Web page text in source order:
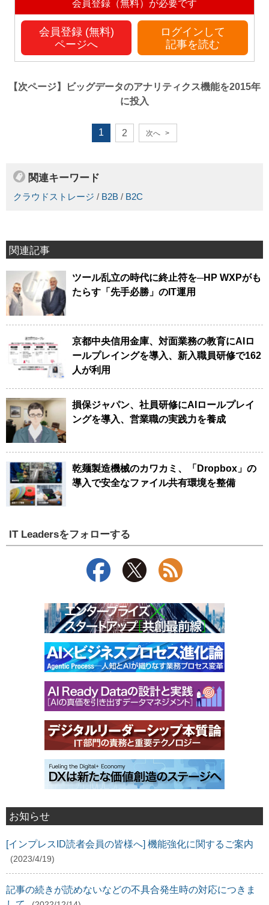
会員登録（無料）が必要です
会員登録 (無料)
ページへ
ログインして
記事を読む
【次ページ】
ビッグデータのアナリティクス機能を2015年
に投入
1 2 次へ >
関連キーワード
クラウドストレージ / B2B / B2C
関連記事
ツール乱立の時代に終止符を─HP WXPがも
たらす「先手必勝」のIT運用
京都中央信用金庫、対面業務の教育にAIロ
ールプレイングを導入、新入職員研修で162
人が利用
損保ジャパン、社員研修にAIロールプレイ
ングを導入、営業職の実践力を養成
乾麺製造機械のカワカミ、「Dropbox」の
導入で安全なファイル共有環境を整備
IT Leadersをフォローする
お知らせ
[インプレスID読者会員の皆様へ] 機能強化に関するご案内
(2023/4/19)
記事の続きが読めないなどの不具合発生時の対応につきま